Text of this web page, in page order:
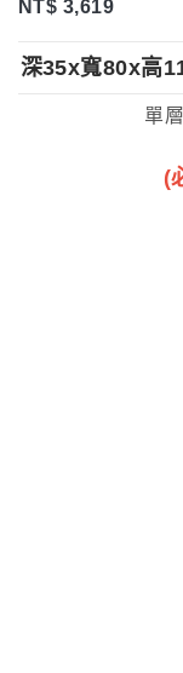
NT$ 3,619
深35x寬80x高
單
(